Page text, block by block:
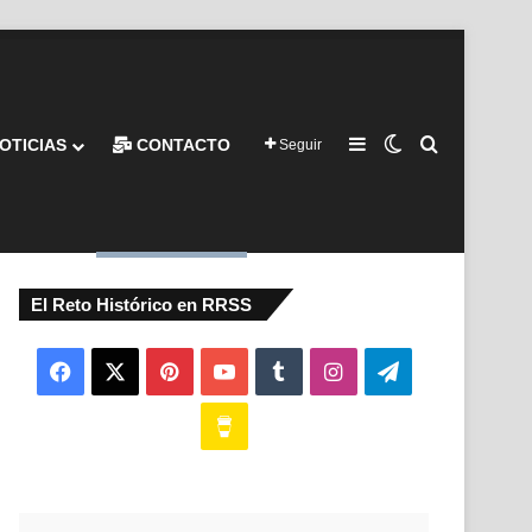
CONTACTO Seguir Barra lateral
Switch skin
El Reto Histórico en RRSS
Facebook PinterestYouTubeTumblrInstagramTelegram